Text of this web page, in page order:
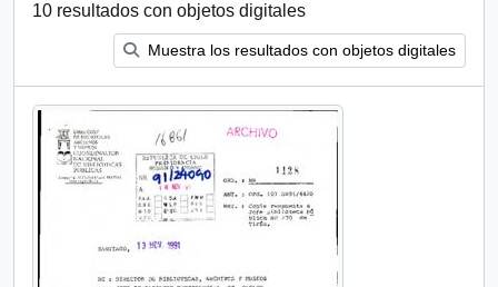
10 resultados con objetos digitales
Muestra los resultados con objetos digitales